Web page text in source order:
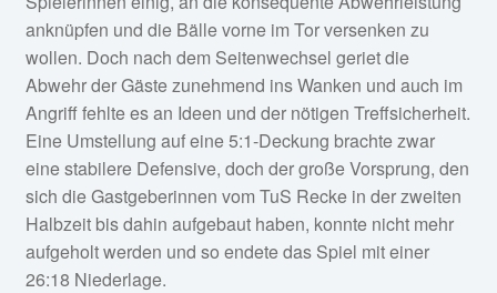
anknüpfen und die Bälle vorne im Tor versenken zu
wollen. Doch nach dem Seitenwechsel geriet die
Abwehr der Gäste zunehmend ins Wanken und auch im
Angriff fehlte es an Ideen und der nötigen Treffsicherheit.
Eine Umstellung auf eine 5:1-Deckung brachte zwar
eine stabilere Defensive, doch der große Vorsprung, den
sich die Gastgeberinnen vom TuS Recke in der zweiten
Halbzeit bis dahin aufgebaut haben, konnte nicht mehr
aufgeholt werden und so endete das Spiel mit einer
26:18 Niederlage.